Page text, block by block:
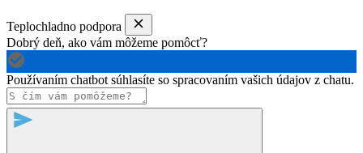
Teplochladno podpora
Dobrý deň, ako vám môžeme pomôcť?
Používaním chatbot súhlasíte so spracovaním vašich údajov z chatu.